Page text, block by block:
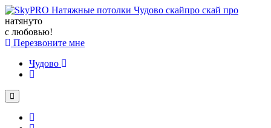
натянуто
с любовью!
Перезвоните мне
Чудово